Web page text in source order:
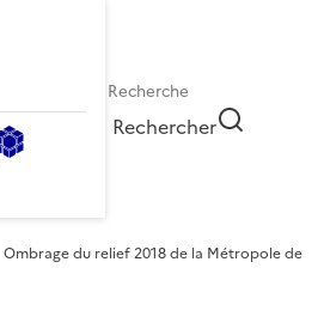
Rechercher
Ombrage du relief 2018 de la Métropole de